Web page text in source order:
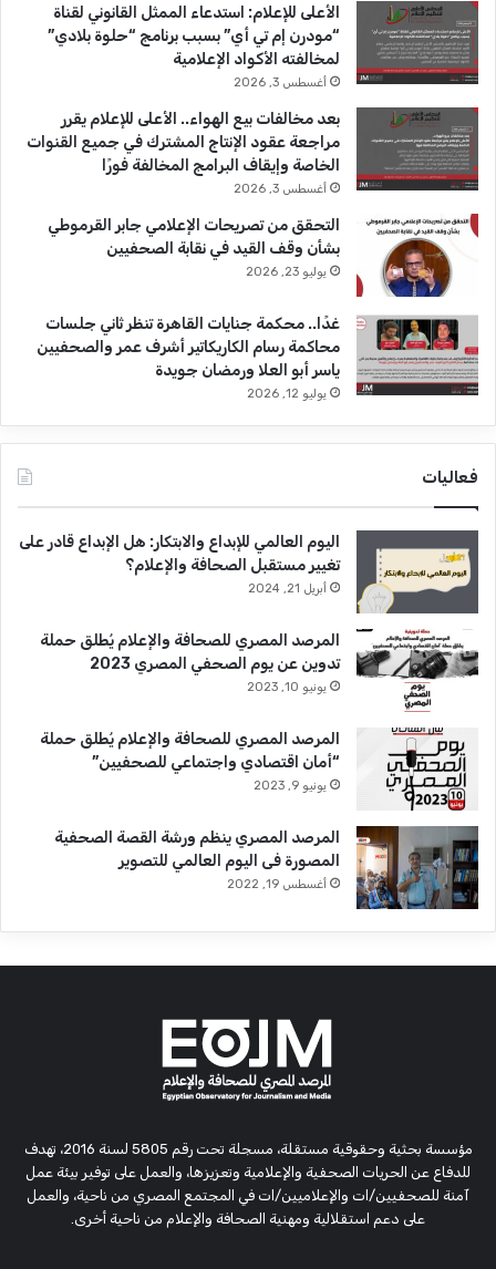
b
e
ا
م
الأعلى للإعلام: استدعاء الممثل القانوني لقناة
“مودرن إم تي أي” بسبب برنامج “حلوة بلادي”
لمخالفته الأكواد الإعلامية
أغسطس 3, 2026
بعد مخالفات بيع الهواء.. الأعلى للإعلام يقرر
مراجعة عقود الإنتاج المشترك في جميع القنوات
الخاصة وإيقاف البرامج المخالفة فورًا
أغسطس 3, 2026
التحقق من تصريحات الإعلامي جابر القرموطي
بشأن وقف القيد في نقابة الصحفيين
يوليو 23, 2026
غدًا.. محكمة جنايات القاهرة تنظر ثاني جلسات
محاكمة رسام الكاريكاتير أشرف عمر والصحفيين
ياسر أبو العلا ورمضان جويدة
يوليو 12, 2026
فعاليات
اليوم العالمي للإبداع والابتكار: هل الإبداع قادر على
تغيير مستقبل الصحافة والإعلام؟
أبريل 21, 2024
المرصد المصري للصحافة والإعلام يُطلق حملة
تدوين عن يوم الصحفي المصري 2023
يونيو 10, 2023
المرصد المصري للصحافة والإعلام يُطلق حملة
“أمان اقتصادي واجتماعي للصحفيين”
يونيو 9, 2023
المرصد المصري ينظم ورشة القصة الصحفية
المصورة فى اليوم العالمي للتصوير
أغسطس 19, 2022
مؤسسة بحثية وحقوقية مستقلة، مسجلة تحت رقم 5805 لسنة 2016، تهدف
للدفاع عن الحريات الصحفية والإعلامية وتعزيزها، والعمل على توفير بيئة عمل
آمنة للصحفيين/ات والإعلاميين/ات في المجتمع المصري من ناحية، والعمل
على دعم استقلالية ومهنية الصحافة والإعلام من ناحية أخرى.